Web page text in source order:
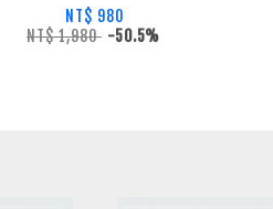
NT$ 980
NT$ 1,980 -50.5%